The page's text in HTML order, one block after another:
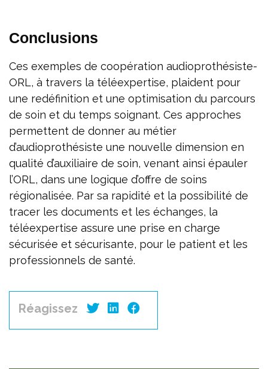
Conclusions
Ces exemples de coopération audioprothésiste-
ORL, à travers la téléexpertise, plaident pour
une redéfinition et une optimisation du parcours
de soin et du temps soignant. Ces approches
permettent de donner au métier
d’audioprothésiste une nouvelle dimension en
qualité d’auxiliaire de soin, venant ainsi épauler
l’ORL, dans une logique d’offre de soins
régionalisée. Par sa rapidité et la possibilité de
tracer les documents et les échanges, la
téléexpertise assure une prise en charge
sécurisée et sécurisante, pour le patient et les
professionnels de santé.
Réagissez